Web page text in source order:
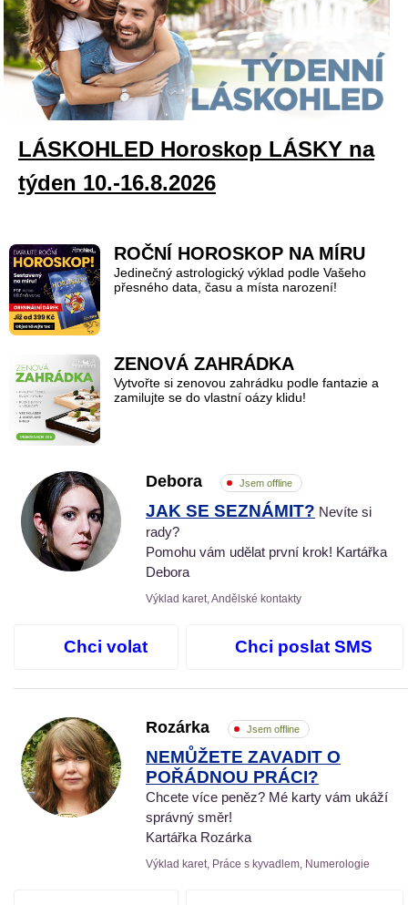
LÁSKOHLED Horoskop LÁSKY na
týden 10.-16.8.2026
ROČNÍ HOROSKOP NA MÍRU
Jedinečný astrologický výklad podle Vašeho
přesného data, času a místa narození!
ZENOVÁ ZAHRÁDKA
Vytvořte si zenovou zahrádku podle fantazie a
zamilujte se do vlastní oázy klidu!
Debora Jsem offline
JAK SE SEZNÁMIT? Nevíte si
rady?
Pomohu vám udělat první krok! Kartářka
Debora
Výklad karet, Andělské kontakty
Chci volat Chci poslat SMS
Rozárka Jsem offline
NEMŮŽETE ZAVADIT O
POŘÁDNOU PRÁCI?
Chcete více peněz? Mé karty vám ukáží
správný směr!
Kartářka Rozárka
Výklad karet, Práce s kyvadlem, Numerologie